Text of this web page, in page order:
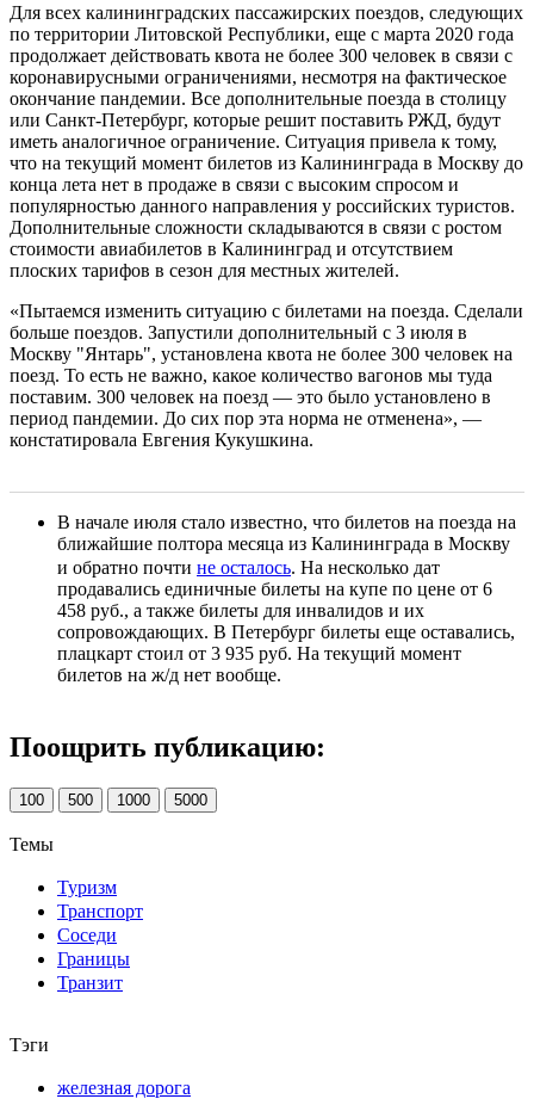
Для всех калининградских пассажирских поездов, следующих
по территории Литовской Республики, еще с марта 2020 года
продолжает действовать квота не более 300 человек в связи с
коронавирусными ограничениями, несмотря на фактическое
окончание пандемии. Все дополнительные поезда в столицу
или Санкт-Петербург, которые решит поставить РЖД, будут
иметь аналогичное ограничение. Ситуация привела к тому,
что на текущий момент билетов из Калининграда в Москву до
конца лета нет в продаже в связи с высоким спросом и
популярностью данного направления у российских туристов.
Дополнительные сложности складываются в связи с ростом
стоимости авиабилетов в Калининград и отсутствием
плоских тарифов в сезон для местных жителей.
«Пытаемся изменить ситуацию с билетами на поезда. Сделали
больше поездов. Запустили дополнительный с 3 июля в
Москву "Янтарь", установлена квота не более 300 человек на
поезд. То есть не важно, какое количество вагонов мы туда
поставим. 300 человек на поезд — это было установлено в
период пандемии. До сих пор эта норма не отменена», —
констатировала Евгения Кукушкина.
В начале июля стало известно, что билетов на поезда на
ближайшие полтора месяца из Калининграда в Москву
и обратно почти не осталось. На несколько дат
продавались единичные билеты на купе по цене от 6
458 руб., а также билеты для инвалидов и их
сопровождающих. В Петербург билеты еще оставались,
плацкарт стоил от 3 935 руб. На текущий момент
билетов на ж/д нет вообще.
Поощрить публикацию:
100 500 1000 5000
Темы
Туризм
Транспорт
Соседи
Границы
Транзит
Тэги
железная дорога